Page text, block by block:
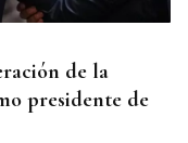
de la
presidente de